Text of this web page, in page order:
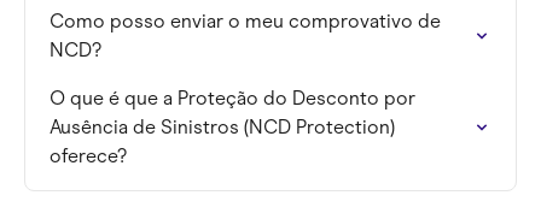
Como posso enviar o meu comprovativo de
NCD?
O que é que a Proteção do Desconto por
Ausência de Sinistros (NCD Protection)
oferece?